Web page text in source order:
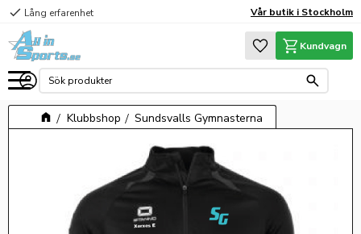
Meny
check Lång erfarenhet Vår butik i Stockholm
Favoriter
Kundvagn
Klubbshop Sundsvalls Gymnasterna